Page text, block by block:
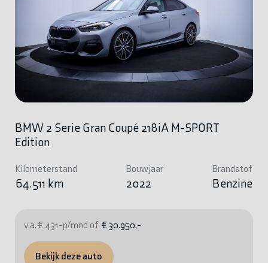
BMW 2 Serie Gran Coupé 218iA M-SPORT
Edition
Kilometerstand
64.511 km
Bouwjaar
2022
Brandstof
Benzine
v.a. € 431-p/mnd of € 30.950,-
Bekijk deze auto